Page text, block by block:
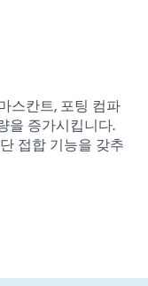
스칸트, 포팅 컴파
을 증가시킵니다.
접합 기능을 갖추